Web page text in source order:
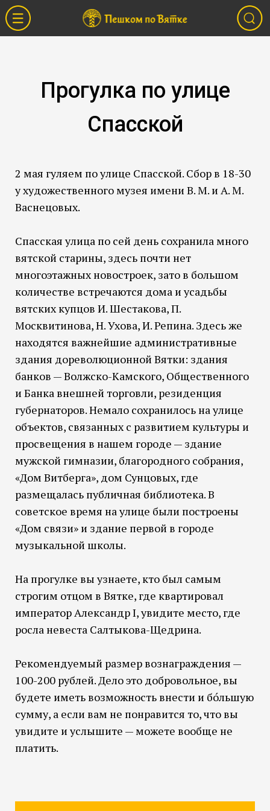
Прогулка по улице
Спасской
2 мая гуляем по улице Спасской. Сбор в 18-30
у художественного музея имени В. М. и А. М.
Васнецовых.
Спасская улица по сей день сохранила много
вятской старины, здесь почти нет
многоэтажных новостроек, зато в большом
количестве встречаются дома и усадьбы
вятских купцов И. Шестакова, П.
Москвитинова, Н. Ухова, И. Репина. Здесь же
находятся важнейшие административные
здания дореволюционной Вятки: здания
банков — Волжско-Камского, Общественного
и Банка внешней торговли, резиденция
губернаторов. Немало сохранилось на улице
объектов, связанных с развитием культуры и
просвещения в нашем городе — здание
мужской гимназии, благородного собрания,
«Дом Витберга», дом Сунцовых, где
размещалась публичная библиотека. В
советское время на улице были построены
«Дом связи» и здание первой в городе
музыкальной школы.
На прогулке вы узнаете, кто был самым
строгим отцом в Вятке, где квартировал
император Александр I, увидите место, где
росла невеста Салтыкова-Щедрина.
Рекомендуемый размер вознаграждения —
100-200 рублей. Дело это добровольное, вы
будете иметь возможность внести и бо́льшую
сумму, а если вам не понравится то, что вы
увидите и услышите — можете вообще не
платить.